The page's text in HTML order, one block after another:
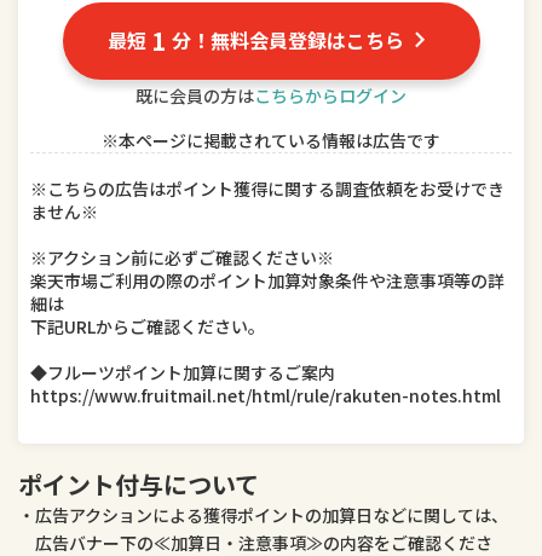
TV・オーディオ・カメラ パソコン・周辺機器
スマートフォン・タブレット 食品
スイーツ・お菓子 水・ソフトドリンク
ビール・洋酒 日本酒・焼酎
インテリア・寝具・収納 日用品雑貨・文房具・手芸
キッチン用品・食器・調理器具
テレビゲーム ホビー
美容・コスメ・香水
医薬品・コンタクト・介護 ペット・ペットグッズ
最短 1 分！無料会員登録はこちら
既に会員の方はこちらからログイン
※本ページに掲載されている情報は広告です
※こちらの広告はポイント獲得に関する調査依頼をお受けでき
ません※
※アクション前に必ずご確認ください※
楽天市場ご利用の際のポイント加算対象条件や注意事項等の詳
細は
下記URLからご確認ください。
◆フルーツポイント加算に関するご案内
https://www.fruitmail.net/html/rule/rakuten-notes.html
ポイント付与について
広告アクションによる獲得ポイントの加算日などに関しては、
広告バナー下の≪加算日・注意事項≫の内容をご確認くださ